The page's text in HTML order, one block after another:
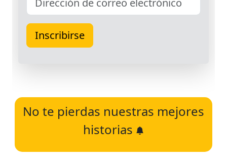
No te pierdas nuestras mejores
historias